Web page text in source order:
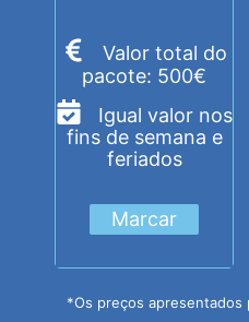
Valor total do
pacote: 500€
Igual valor nos
fins de semana e
feriados
Marcar
*Os preços